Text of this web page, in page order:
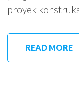
proyek
READ MORE